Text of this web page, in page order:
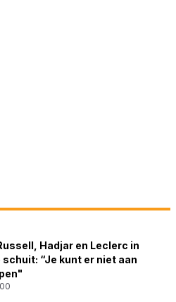
Hadjar en Leclerc in
“Je kunt er niet aan